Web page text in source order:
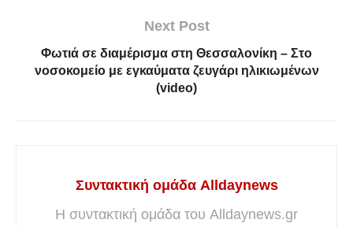
Next Post
Φωτιά σε διαμέρισμα στη Θεσσαλονίκη – Στο
νοσοκομείο με εγκαύματα ζευγάρι ηλικιωμένων
(video)
Συντακτική ομάδα Alldaynews
Η συντακτική ομάδα του Alldaynews.gr